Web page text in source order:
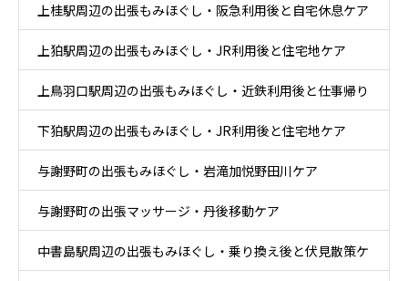
上桂駅周辺の出張もみほぐし・阪急利用後と自宅休息ケア
上狛駅周辺の出張もみほぐし・JR利用後と住宅地ケア
上鳥羽口駅周辺の出張もみほぐし・近鉄利用後と仕事帰り
ケア
下狛駅周辺の出張もみほぐし・JR利用後と住宅地ケア
与謝野町の出張もみほぐし・岩滝加悦野田川ケア
与謝野町の出張マッサージ・丹後移動ケア
中書島駅周辺の出張もみほぐし・乗り換え後と伏見散策ケ